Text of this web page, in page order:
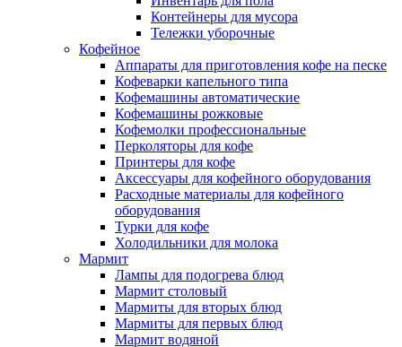
Контейнеры для мусора
Тележки уборочные
Кофейное
Аппараты для приготовления кофе на песке
Кофеварки капельного типа
Кофемашины автоматические
Кофемашины рожковые
Кофемолки профессиональные
Перколяторы для кофе
Принтеры для кофе
Аксессуары для кофейного оборудования
Расходные материалы для кофейного
оборудования
Турки для кофе
Холодильники для молока
Мармит
Лампы для подогрева блюд
Мармит столовый
Мармиты для вторых блюд
Мармиты для первых блюд
Мармит водяной